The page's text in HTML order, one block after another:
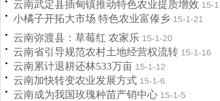
云南武定县插甸镇推动特色农业提质增效 15-
小橘子开拓大市场 特色农业富傣乡 15-1-21
云南弥渡县：草莓红 农家乐 15-1-20
云南省引导规范农村土地经营权流转 15-1-16
云南累计退耕还林533万亩 15-1-12
云南加快转变农业发展方式 15-1-6
云南成为我国玫瑰种苗产销中心 15-1-5